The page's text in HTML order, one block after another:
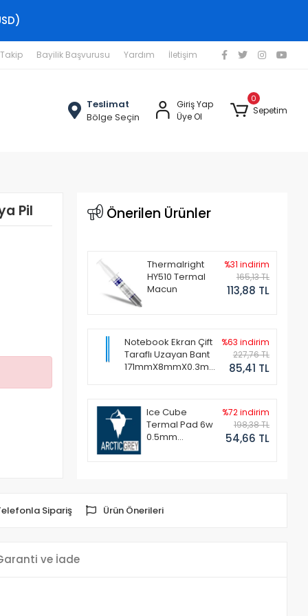
Bayilik Başvurusu Yardım İletişim
Teslimat
Bölge Seçin
Giriş Yap
Üye Ol
0
Sepetim
Pil Önerilen Ürünler
Thermalright
HY510 Termal
Macun
%31 indirim
165,13 TL
113,88 TL
Notebook Ekran Çift
Taraflı Uzayan Bant
171mmX8mmX0.3mm
%63 indirim
227,76 TL
85,41 TL
Ice Cube
Termal Pad 6w
0.5mm
%72 indirim
198,38 TL
54,66 TL
Sipariş Ürün Önerileri
ve İade